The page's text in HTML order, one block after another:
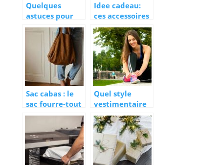
Quelques
astuces pour
faire de bons
achats de
vetements
Idee cadeau:
ces accessoires
de mode dont
les hommes ne
peuvent se
passer!
Sac cabas : le
sac fourre-tout
XXL
Quel style
vestimentaire
adopter pour
faire du sport ?